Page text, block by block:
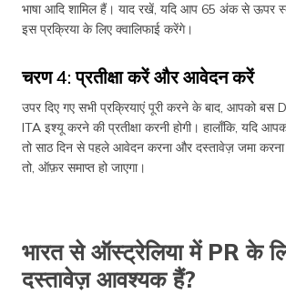
भाषा आदि शामिल हैं। याद रखें, यदि आप 65 अंक से ऊपर
इस प्रक्रिया के लिए क्वालिफाई करेंगे।
चरण 4: प्रतीक्षा करें और आवेदन करें
उपर दिए गए सभी प्रक्रियाएं पूरी करने के बाद, आपको बस
ITA इश्यू करने की प्रतीक्षा करनी होगी। हालाँकि, यदि
तो साठ दिन से पहले आवेदन करना और दस्तावेज़ जमा करना
तो, ऑफ़र समाप्त हो जाएगा।
भारत से ऑस्ट्रेलिया में PR के
दस्तावेज़ आवश्यक हैं?